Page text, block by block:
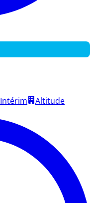
Intérim
Altitude